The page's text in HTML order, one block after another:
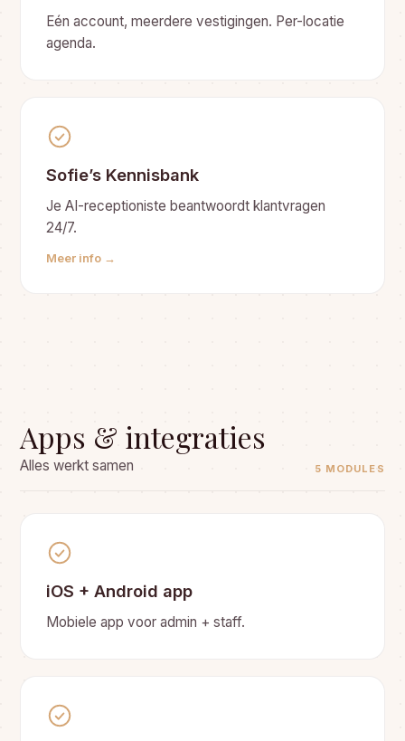
Eén account, meerdere vestigingen. Per-locatie
agenda.
Sofie’s Kennisbank
Je AI-receptioniste beantwoordt klantvragen
24/7.
Meer info →
Apps & integraties
Alles werkt samen 5 MODULES
iOS + Android app
Mobiele app voor admin + staff.